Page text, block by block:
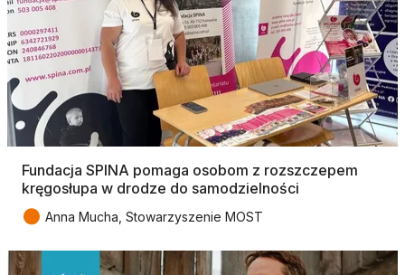
Fundacja SPINA pomaga osobom z rozszczepem
kręgosłupa w drodze do samodzielności
● Anna Mucha, Stowarzyszenie MOST